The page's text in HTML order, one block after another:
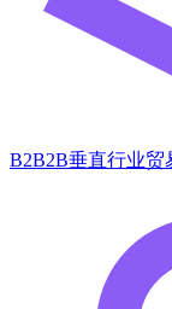
B2B2B垂直行业贸